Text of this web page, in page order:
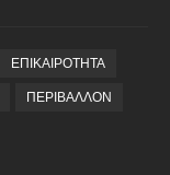
ΕΠΙΚΑΙΡΟΤΗΤΑ
ΠΕΡΙΒΑΛΛΟΝ